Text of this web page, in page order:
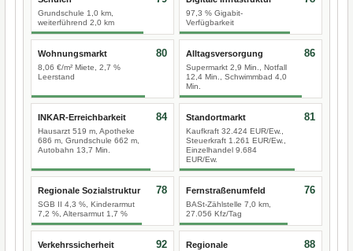
Grundschule 1,0 km,
weiterführend 2,0 km
97,3 % Gigabit-
Verfügbarkeit
Wohnungsmarkt
8,06 €/m² Miete, 2,7 %
Leerstand
80 Alltagsversorgung
Supermarkt 2,9 Min., Notfall
12,4 Min., Schwimmbad 4,0
Min.
86
INKAR-Erreichbarkeit
Hausarzt 519 m, Apotheke
686 m, Grundschule 662 m,
Autobahn 13,7 Min.
84 Standortmarkt
Kaufkraft 32.424 EUR/Ew.,
Steuerkraft 1.261 EUR/Ew.,
Einzelhandel 9.684
EUR/Ew.
81
Regionale Sozialstruktur
SGB II 4,3 %, Kinderarmut
7,2 %, Altersarmut 1,7 %
78 Fernstraßenumfeld
BASt-Zählstelle 7,0 km,
27.056 Kfz/Tag
76
Verkehrssicherheit 92
Regionale
88